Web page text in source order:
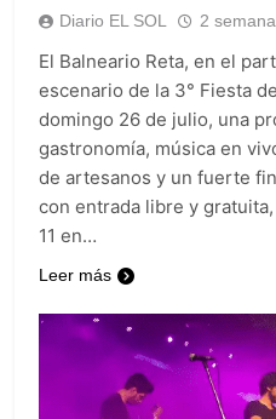
Diario EL SOL 2
El Balneario Reta, en el
escenario de la 3° Fiesta
domingo 26 de julio, una
gastronomía, música en
de artesanos y un fuerte
con entrada libre y
11 en…
Leer más